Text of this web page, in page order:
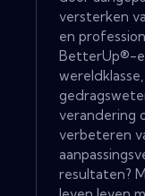
versterken
en
BetterUp®-
verandering
verbeteren
resultaten?